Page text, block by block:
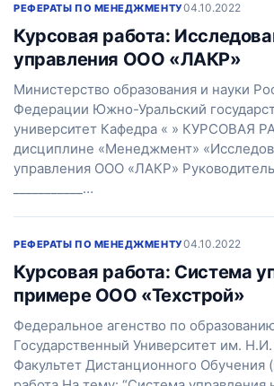
РЕФЕРАТЫ ПО МЕНЕДЖМЕНТУ04.10.2022
Курсовая работа:
управления ООО «ЛАКР»
Министерство образования и науки
Федерации Южно-Уральский
университет Кафедра « » КУРСОВАЯ
дисциплине «Менеджмент»
управления ООО «ЛАКР» Руководитель
___________…
РЕФЕРАТЫ ПО МЕНЕДЖМЕНТУ04.10.2022
Курсовая работа: Система
примере ООО «Техстрой»
Федеральное агенство по
Государственный Университет им.
Факультет Дистанционного Обучения